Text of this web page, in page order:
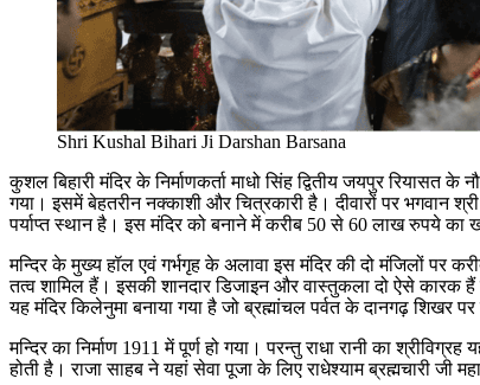
Shri Kushal Bihari Ji Darshan Barsana
कुशल बिहारी मंदिर के निर्माणकर्ता माधो सिंह द्वितीय जयपुर रियासत के
गया। इसमें बेहतरीन नक्काशी और चित्रकारी है। दीवारों पर भगवान
पर्याप्त स्थान है। इस मंदिर को बनाने में करीब 50 से 60 लाख रुपये
मन्दिर के मुख्य हॉल एवं गर्भगृह के अलावा इस मंदिर की दो मंजिलों
तत्व शामिल हैं। इसकी शानदार डिजाइन और वास्तुकला दो ऐसे कारक
यह मंदिर किलेनुमा बनाया गया है जो ब्रह्मांचल पर्वत के दानगढ़ शिखर पर
मन्दिर का निर्माण 1911 में पूर्ण हो गया। परन्तु राधा रानी का
होती है। राजा साहब ने यहां सेवा पूजा के लिए राधेश्याम ब्रह्मचारी जी